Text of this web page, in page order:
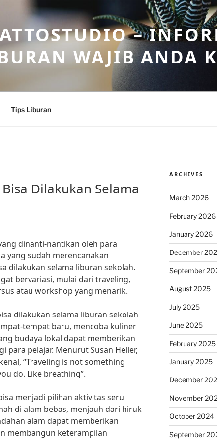
–
WAJIB ANDA
Tips Liburan
Dilakukan Selama
dinanti-nantikan oleh para
yang sudah merencanakan
dilakukan selama liburan sekolah.
bervariasi, mulai dari traveling,
atau workshop yang menarik.
dilakukan selama liburan sekolah
tempat baru, mencoba kuliner
budaya lokal dapat memberikan
para pelajar. Menurut Susan Heller,
“Traveling is not something
do. Like breathing”.
menjadi pilihan aktivitas seru
di alam bebas, menjauh dari hiruk
alam dapat memberikan
membangun keterampilan
ARCHIVES
March 2026
February 2026
January 2026
December
September
August 2025
July 2025
June 2025
February 2025
January 2025
December
November
October 2024
September